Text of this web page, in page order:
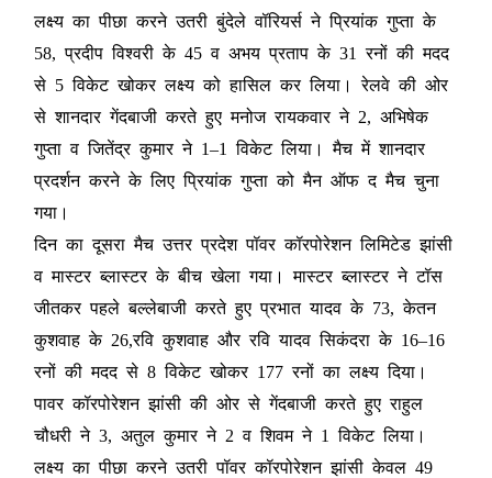
लक्ष्य का पीछा करने उतरी बुंदेले वॉरियर्स ने प्रियांक गुप्ता के
58, प्रदीप विश्वरी के 45 व अभय प्रताप के 31 रनों की मदद
से 5 विकेट खोकर लक्ष्य को हासिल कर लिया। रेलवे की ओर
से शानदार गेंदबाजी करते हुए मनोज रायकवार ने 2, अभिषेक
गुप्ता व जितेंद्र कुमार ने 1–1 विकेट लिया। मैच में शानदार
प्रदर्शन करने के लिए प्रियांक गुप्ता को मैन ऑफ द मैच चुना
गया।
दिन का दूसरा मैच उत्तर प्रदेश पॉवर कॉरपोरेशन लिमिटेड झांसी
व मास्टर ब्लास्टर के बीच खेला गया। मास्टर ब्लास्टर ने टॉस
जीतकर पहले बल्लेबाजी करते हुए प्रभात यादव के 73, केतन
कुशवाह के 26,रवि कुशवाह और रवि यादव सिकंदरा के 16–16
रनों की मदद से 8 विकेट खोकर 177 रनों का लक्ष्य दिया।
पावर कॉरपोरेशन झांसी की ओर से गेंदबाजी करते हुए राहुल
चौधरी ने 3, अतुल कुमार ने 2 व शिवम ने 1 विकेट लिया।
लक्ष्य का पीछा करने उतरी पॉवर कॉरपोरेशन झांसी केवल 49